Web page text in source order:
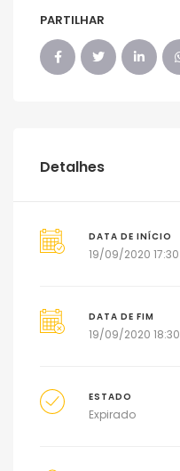
PARTILHAR
Detalhes
DATA DE INÍCIO
19/09/2020 17:30
DATA DE FIM
19/09/2020 18:30
ESTADO
Expirado